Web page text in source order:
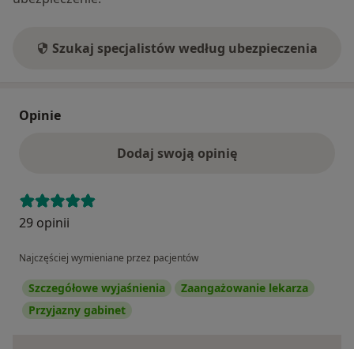
Szukaj specjalistów według ubezpieczenia
Opinie
Dodaj swoją opinię
29 opinii
Najczęściej wymieniane przez pacjentów
Szczegółowe wyjaśnienia
Zaangażowanie lekarza
Przyjazny gabinet